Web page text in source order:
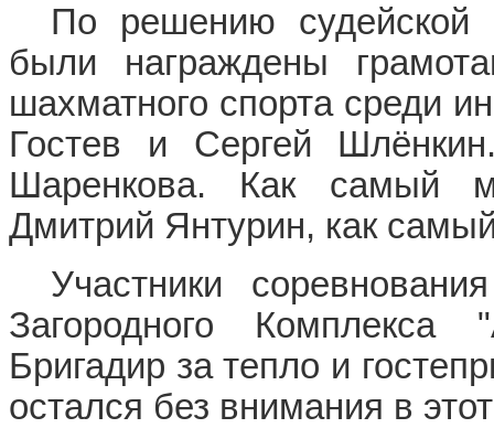
По решению судейской
были награждены
шахматного спорта среди
Гостев и Сергей
Шаренкова. Как самый
Дмитрий Янтурин, как
Участники
Загородного Комплекса
Бригадир за тепло и
остался без внимания в